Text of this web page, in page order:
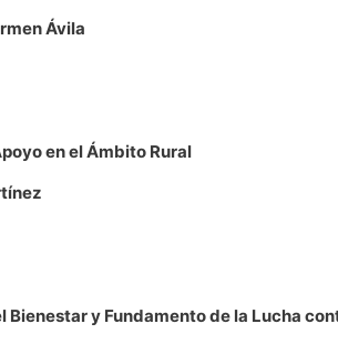
Ávila
en el Ámbito Rural
y Fundamento de la Lucha